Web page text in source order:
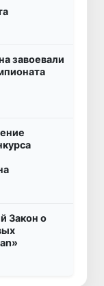
завоевали
Закон о